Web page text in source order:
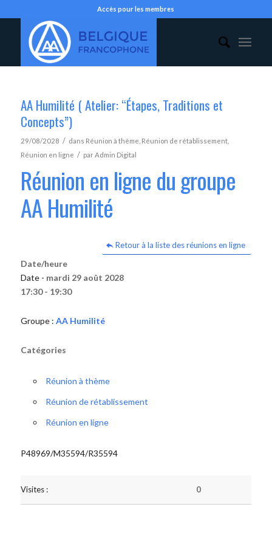
Accès pour les membres
AA Humilité ( Atelier: “Étapes, Traditions et
Concepts”)
29/08/2028 / dans Réunion à thème Réunion de rétablissement,
Réunion en ligne / parAdmin Digital
Réunion en ligne du groupe
AA Humilité
Retour à la liste des réunions en ligne
Date/heure
Date - mardi 29 août 2028
17:30 - 19:30
Groupe : AA Humilité
Catégories
Réunion à thème
Réunion de rétablissement
Réunion en ligne
P48969/M35594/R35594
Visites : 0